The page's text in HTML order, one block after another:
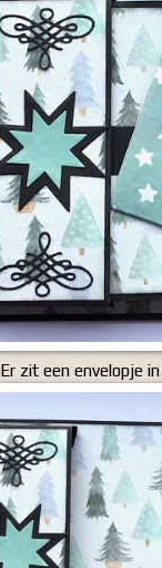
Er zit een envelopje